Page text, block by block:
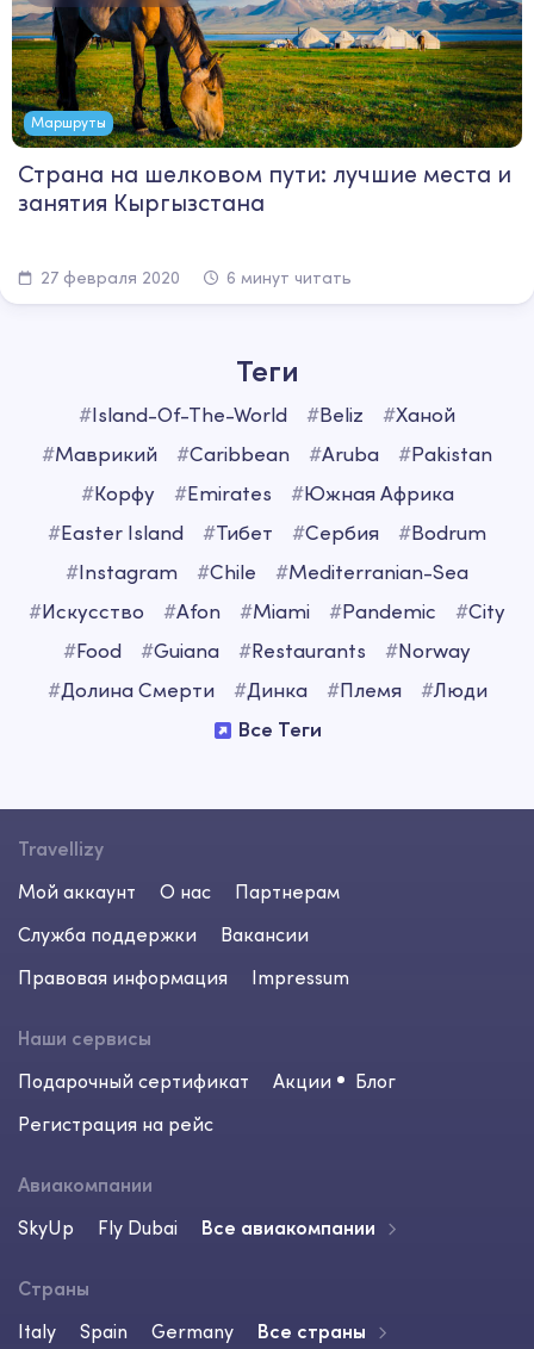
Маршруты
Страна на шелковом пути: лучшие места и
занятия Кыргызстана
27 февраля 2020 6 минут читать
Теги
#Island-Of-The-World #Beliz #Ханой
#Маврикий #Caribbean #Aruba #Pakistan
#Корфу #Emirates #Южная Африка
#Easter Island #Тибет #Сербия #Bodrum
#Instagram #Chile #Mediterranian-Sea
#Искусство #Afon #Miami #Pandemic #City
#Food #Guiana #Restaurants #Norway
#Долина Смерти #Динка #Племя #Люди
Все Теги
Travellizy
Мой аккаунт
О нас
Партнерам
Служба поддержки
Вакансии
Правовая информация
Impressum
Наши сервисы
Подарочный сертификат
Акции
Блог
Регистрация на рейс
Авиакомпании
SkyUp
Fly Dubai Все авиакомпании
Страны
Italy
Spain Germany Все страны